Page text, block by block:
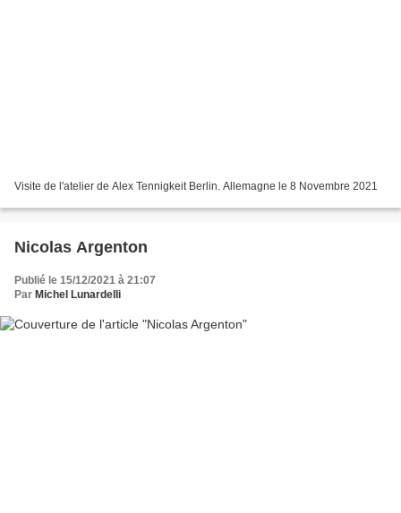
Visite de l'atelier de Alex Tennigkeit Berlin. Allemagne le 8 Novembre 2021
Nicolas Argenton
Publié le 15/12/2021 à 21:07
Par Michel Lunardelli